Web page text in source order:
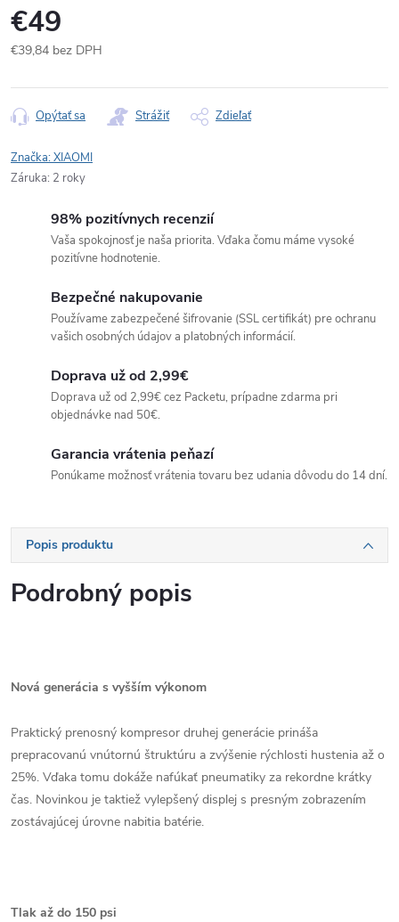
€49
€39,84 bez DPH
cena:
Opýtať sa Strážiť Zdieľať
Značka:XIAOMI
Záruka: 2 roky
98% pozitívnych recenzií
Vaša spokojnosť je naša priorita. Vďaka čomu máme vysoké
pozitívne hodnotenie.
Bezpečné nakupovanie
Používame zabezpečené šifrovanie (SSL certifikát) pre ochranu
vašich osobných údajov a platobných informácií.
Doprava už od 2,99€
Doprava už od 2,99€ cez Packetu, prípadne zdarma pri
objednávke nad 50€.
Garancia vrátenia peňazí
Ponúkame možnosť vrátenia tovaru bez udania dôvodu do 14 dní.
Popis produktu
Podrobný popis
Nová generácia s vyšším výkonom
Praktický prenosný kompresor druhej generácie prináša
prepracovanú vnútornú štruktúru a zvýšenie rýchlosti hustenia až o
25%. Vďaka tomu dokáže nafúkať pneumatiky za rekordne krátky
čas. Novinkou je taktiež vylepšený displej s presným zobrazením
zostávajúcej úrovne nabitia batérie.
Tlak až do 150 psi